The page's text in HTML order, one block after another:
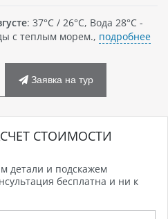
: 37°C / 26°C, Вода 28°C -
с теплым морем., подробнее
Заявка на тур
СТОИМОСТИ
детали и подскажем
бесплатна и ни к